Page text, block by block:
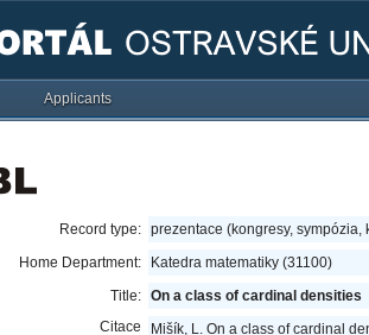
Applicants
Record type: prezentace (kongresy, sympózia,
Home Department:
Katedra matematiky (31100)
Title: On a class of cardinal densities
Citace
Mišík, L. On a class of cardinal